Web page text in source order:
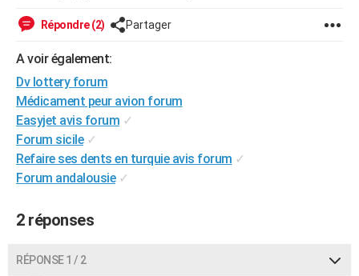
Forum
Aménagement intérieur
Extérieur
Cuisine
Salle de bains
Jardinage
Rangement
WEEK-END
LIFESTYLE
Art de vivre
Bien-être
Loisirs
Mode
Modes de vie
SANTE
Alimentation
Guide de la santé
Maladies
Médicaments
Sommeil
VOYAGE
Destinations
City break
Voyage nature
Voyage de noces
Forum
Climat
+PHOTO
GUIDES D'ACHAT
BONS PLANS
Répondre (2) Partager
A voir également:
Dv lottery forum
Médicament peur avion forum
Easyjet avis forum ✓
Forum sicile ✓
Refaire ses dents en turquie avis forum ✓
Forum andalousie ✓
2 réponses
RÉPONSE 1 / 2